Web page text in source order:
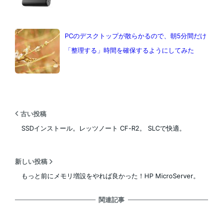
PCのデスクトップが散らかるので、朝5分間だけ
「整理する」時間を確保するようにしてみた
古い投稿
SSDインストール。レッツノート CF-R2。 SLCで快適。
新しい投稿
もっと前にメモリ増設をやれば良かった！HP MicroServer。
関連記事